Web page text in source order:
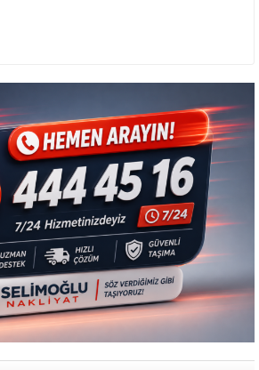
Müşteri Temsilcisi Fiyat Teklif
al